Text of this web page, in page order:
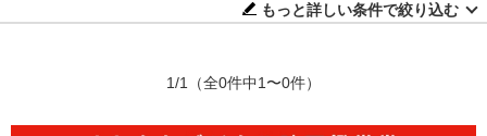
もっと詳しい条件で絞り込む
1/1 （全0件中1〜0件）